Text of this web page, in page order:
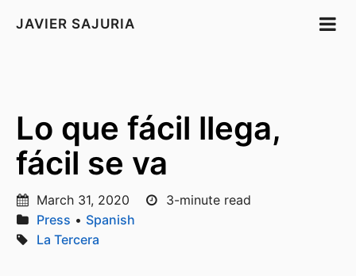
JAVIER SAJURIA
Lo que fácil llega,
fácil se va
March 31, 2020
3-minute read
Press • Spanish
La Tercera